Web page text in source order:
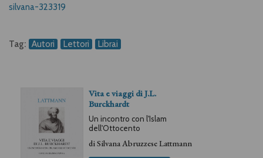
silvana-323319
Tag: Autori Lettori Librai
Vita e viaggi di J.L.
Burckhardt
Un incontro con l'Islam
dell'Ottocento
diSilvana Abruzzese Lattmann